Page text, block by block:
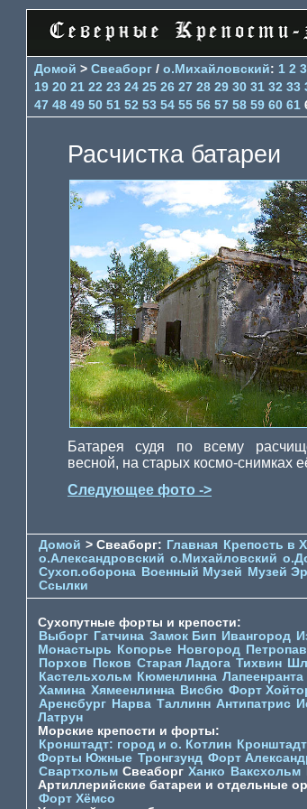
Домой > Свеаборг / о.Михайловский: 1 2 3
19 20 21 22 23 24 25 26 27 28 29 30 31 32 33
47 48 49 50 51 52 53 54 55 56 57 58 59 60 61
Расчистка батареи
Батарея судя по всему
весной, на старых космо-снимках
Следующее фото ->
Домой > Свеаборг: Главная Крепость в
о.Александровский о.Михайловский
Сухоп.оборона Военный Музей Музей
Ссылки
Сухопутные форты и крепости:
Выборг Гатчина Замок Бип Ивангород
Монастырь
Копорье Новгород
Порхов
Псков Старая Ладога Тихвин
Кастельхольм Кюменлинна Лапеенранта
Хамина Хямеенлинна Висбю Форт
Аренсбург Нарва Таллинн Антипатрис
Латрун
Морские крепости и форты:
Кронштадт: город и о. Котлин
Форты Южные Тронгзунд Форт
Свартхольм Свеаборг Ханко Ваксхольм
Артиллерийские батареи и отдельные
Форт Хёмсо